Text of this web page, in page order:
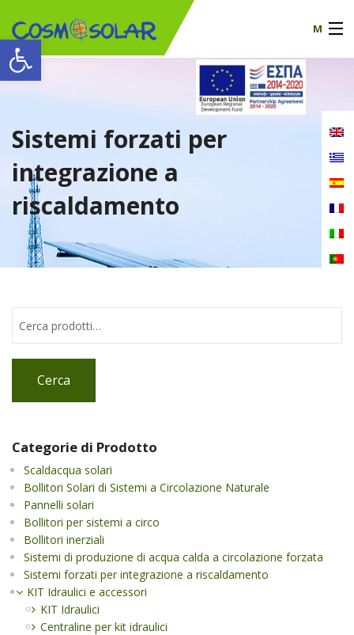
Apri la barra degli strumenti
M
La nostra azienda
certificati
Notizia
Contatto
Sistemi forzati per
integrazione a
riscaldamento
Cerca
Categorie di Prodotto
Scaldacqua solari
Bollitori Solari di Sistemi a Circolazione Naturale
Pannelli solari
Bollitori per sistemi a circo
Bollitori inerziali
Sistemi di produzione di acqua calda a circolazione forzata
Sistemi forzati per integrazione a riscaldamento
KIT Idraulici e accessori
KIT Idraulici
Centraline per kit idraulici